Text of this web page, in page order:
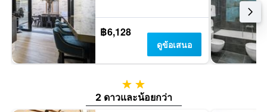
฿6,128
ดูข้อเสนอ
2 ดาว
2 ดาวและน้อยกว่า